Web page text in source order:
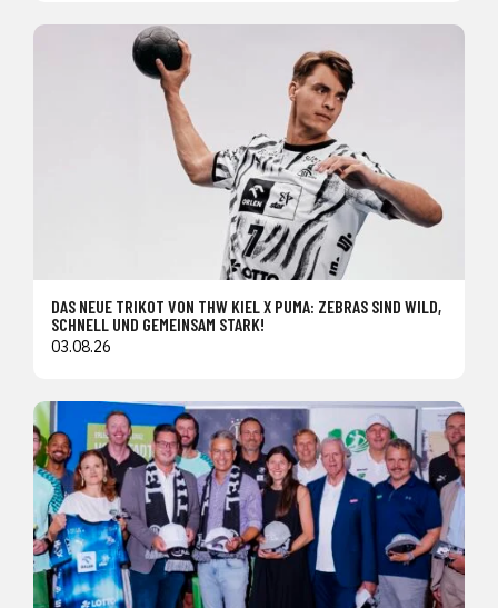
DAS NEUE TRIKOT VON THW KIEL X PUMA: ZEBRAS SIND WILD,
SCHNELL UND GEMEINSAM STARK!
03.08.26